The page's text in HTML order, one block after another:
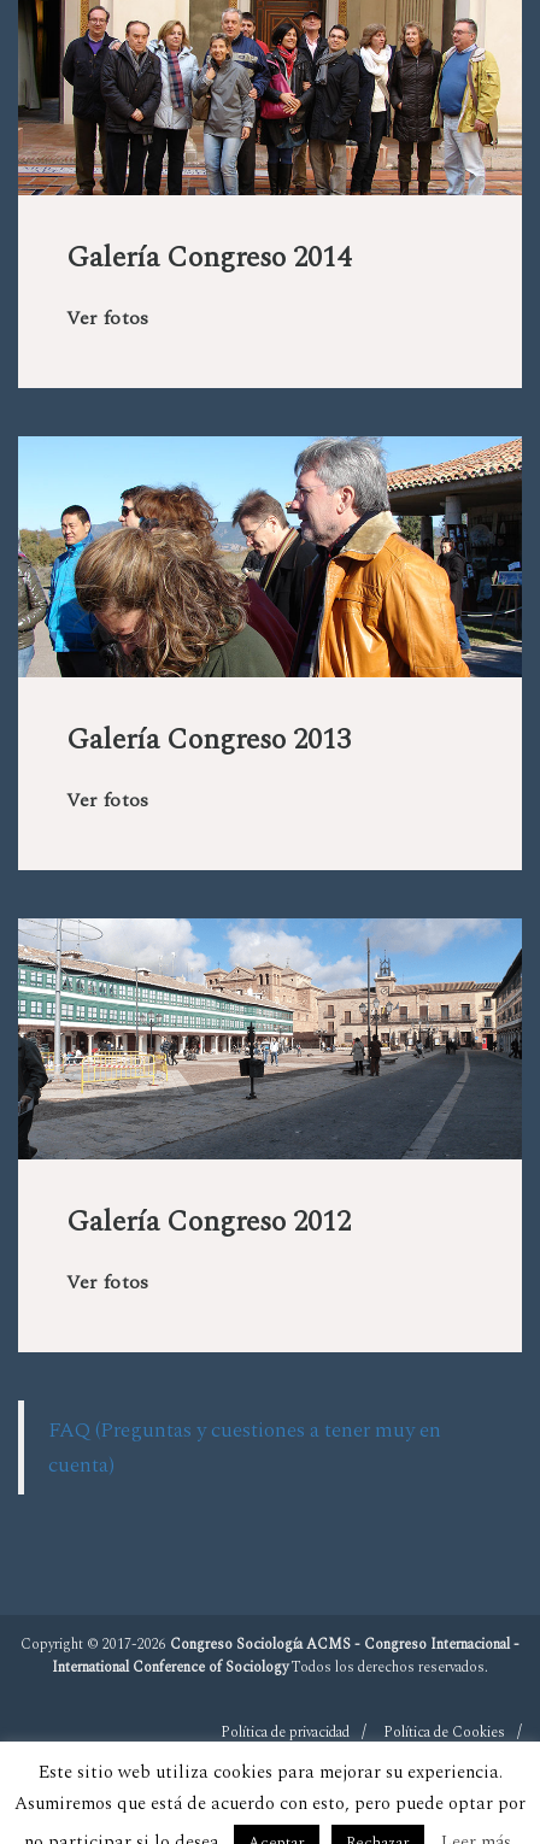
Galería Congreso 2014
Ver fotos
Galería Congreso 2013
Ver fotos
Galería Congreso 2012
Ver fotos
FAQ (Preguntas y cuestiones a tener muy en
cuenta)
Copyright © 2017-2026 Congreso Sociología ACMS - Congreso Internacional -
International Conference of SociologyTodos los derechos reservados.
Política de privacidad Política de Cookies
Este sitio web utiliza cookies para mejorar su experiencia.
Asumiremos que está de acuerdo con esto, pero puede optar por